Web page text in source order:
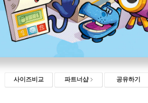
사이즈비교 파트너샵 공유하기